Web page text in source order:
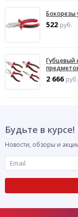
Бокорезы
522 руб.
Губцевый
2 666 руб.
Будьте в курсе!
Новости, обзоры и